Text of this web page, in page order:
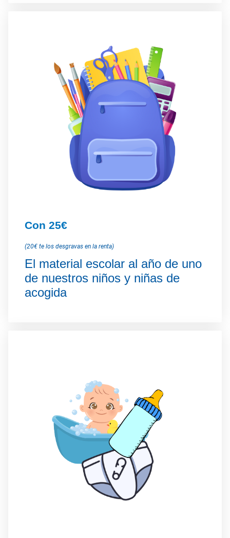
Con 25€
(20€ te los desgravas en la renta)
El material escolar al año de uno
de nuestros niños y niñas de
acogida